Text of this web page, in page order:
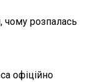
чому розпалась
офіційно